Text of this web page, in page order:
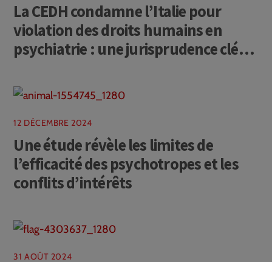
La CEDH condamne l’Italie pour
violation des droits humains en
psychiatrie : une jurisprudence clé
12 DÉCEMBRE 2024
Une étude révèle les limites de
l’efficacité des psychotropes et les
conflits d’intérêts
31 AOÛT 2024